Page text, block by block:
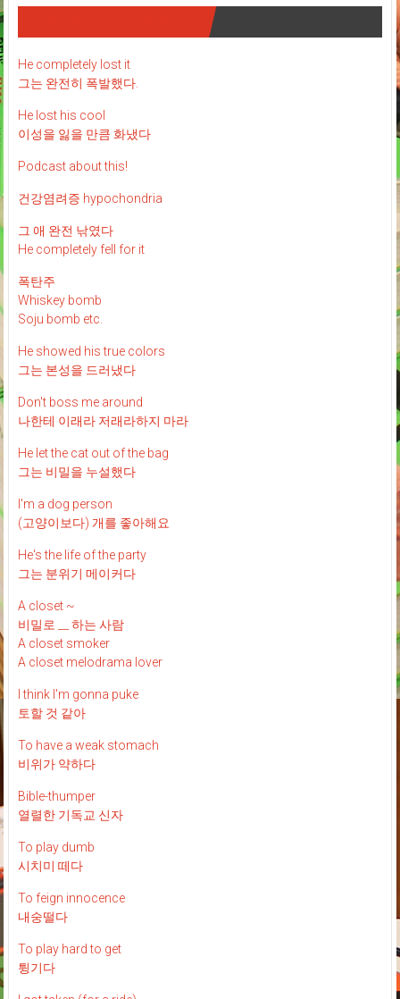
He completely lost it
그는 완전히 폭발했다.
He lost his cool
이성을 잃을 만큼 화냈다
Podcast about this!
건강염려증 hypochondria
그 애 완전 낚였다
He completely fell for it
폭탄주
Whiskey bomb
Soju bomb etc.
He showed his true colors
그는 본성을 드러냈다
Don't boss me around
나한테 이래라 저래라하지 마라
He let the cat out of the bag
그는 비밀을 누설했다
I'm a dog person
(고양이보다) 개를 좋아해요
He's the life of the party
그는 분위기 메이커다
A closet ~
비밀로 __ 하는 사람
A closet smoker
A closet melodrama lover
I think I'm gonna puke
토할 것 같아
To have a weak stomach
비위가 약하다
Bible-thumper
열렬한 기독교 신자
To play dumb
시치미 떼다
To feign innocence
내숭떨다
To play hard to get
튕기다